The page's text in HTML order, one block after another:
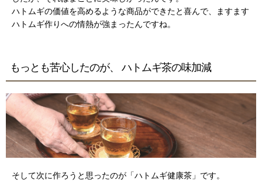
ハトムギの価値を高めるような商品ができたと喜んで、ますます
ハトムギ作りへの情熱が強まったんですね。
もっとも苦心したのが、 ハトムギ茶の味加減
そして次に作ろうと思ったのが「ハトムギ健康茶」です。